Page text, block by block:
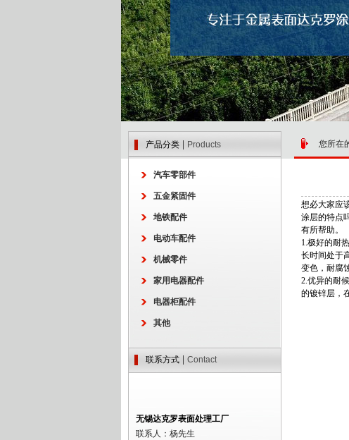
产品分类 Products 您所在
汽车零部件
五金紧固件
地铁配件
电动车配件
机械零件
家用电器配件
电器柜配件
其他
联系方式 Contact
无锡达克罗表面处理工厂
联系人：杨先生
想必大家应
涂层的特点
有所帮助。
1.极好的耐
长时间处于
变色，耐腐
2.优异的耐
的镀锌层，